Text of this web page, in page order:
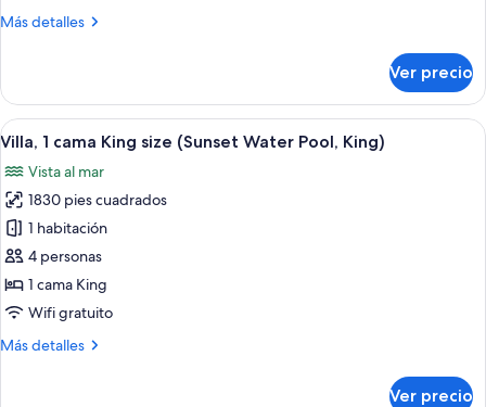
size
King)
Más detalles
Más
1
cama
King
(Water
Pool,
King)
Ver precio
Abrir
todas
las
fotos
de
Villa,
1
cama
size
Una villa flotante con piscina, sillas
10
Villa, 1 cama King size (Sunset Water Pool, King)
Vista al mar
1830 pies cuadrados
1 habitación
4 personas
1 cama King
Wifi gratuito
Más detalles
Más
Ver precio